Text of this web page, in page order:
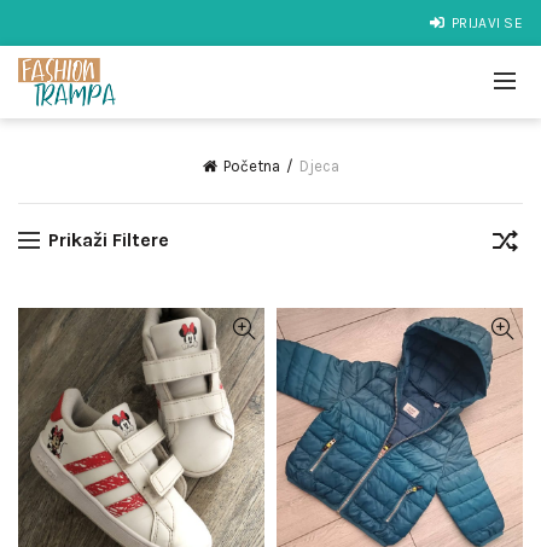
PRIJAVI SE
Početna Djeca
Prikaži Filtere